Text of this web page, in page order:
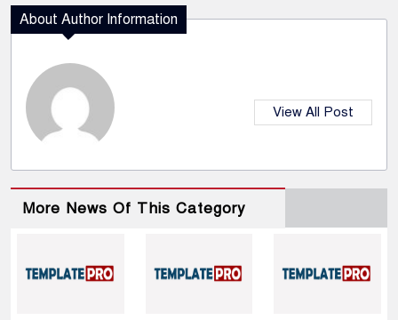
About Author Information
View All Post
More News Of This Category